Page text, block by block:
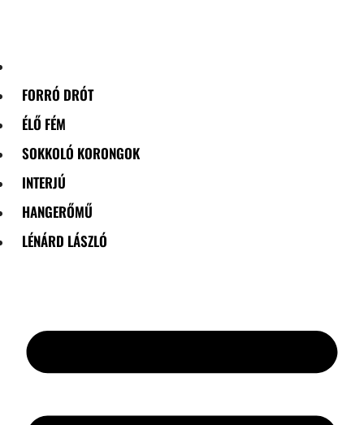
FORRÓ DRÓT
ÉLŐ FÉM
SOKKOLÓ KORONGOK
INTERJÚ
HANGERŐMŰ
LÉNÁRD LÁSZLÓ